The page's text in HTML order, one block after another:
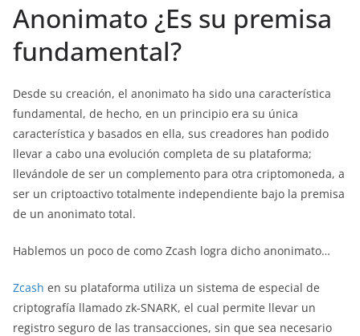
Anonimato ¿Es su premisa
fundamental?
Desde su creación, el anonimato ha sido una característica
fundamental, de hecho, en un principio era su única
característica y basados en ella, sus creadores han podido
llevar a cabo una evolución completa de su plataforma;
llevándole de ser un complemento para otra criptomoneda, a
ser un criptoactivo totalmente independiente bajo la premisa
de un anonimato total.
Hablemos un poco de como Zcash logra dicho anonimato…
Zcash en su plataforma utiliza un sistema de especial de
criptografía llamado zk-SNARK, el cual permite llevar un
registro seguro de las transacciones, sin que sea necesario